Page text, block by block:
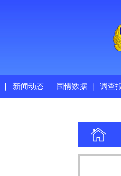
新闻动态 国情数据 调查